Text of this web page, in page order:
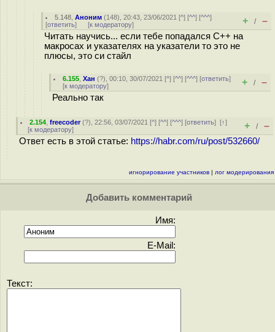
5.148 ,Аноним (148), 20:43, 23/06/2021 [^] [^^] [^^^]
[ответить] [к модератору] + / –
Читать научись... если тебе попадался C++ на
макросах и указателях на указатели то это не
плюсы, это си стайл
6.155 ,Хан (?), 00:10, 30/07/2021 [^] [^^] [^^^] [ответить]
[к модератору] + / –
Реально так
2.154 ,freecoder(?), 22:56, 03/07/2021 [^] [^^] [^^^] [ответить][↑]
[к модератору] + / –
Ответ есть в этой статье: https://habr.com/ru/post/532660/
игнорирование участников | лог модерирования
Добавить комментарий
Имя:
E-Mail:
Текст: